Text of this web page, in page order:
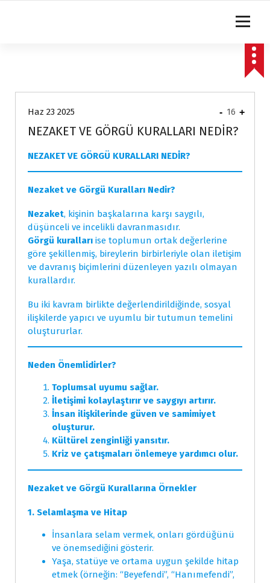
Haz 23 2025
NEZAKET VE GÖRGÜ KURALLARI NEDİR?
NEZAKET VE GÖRGÜ KURALLARI NEDİR?
Nezaket ve Görgü Kuralları Nedir?
Nezaket, kişinin başkalarına karşı saygılı,
düşünceli ve incelikli davranmasıdır.
Görgü kuralları ise toplumun ortak değerlerine
göre şekillenmiş, bireylerin birbirleriyle olan iletişim
ve davranış biçimlerini düzenleyen yazılı olmayan
kurallardır.
Bu iki kavram birlikte değerlendirildiğinde, sosyal
ilişkilerde yapıcı ve uyumlu bir tutumun temelini
oluştururlar.
Neden Önemlidirler?
Toplumsal uyumu sağlar.
İletişimi kolaylaştırır ve saygıyı artırır.
İnsan ilişkilerinde güven ve samimiyet
oluşturur.
Kültürel zenginliği yansıtır.
Kriz ve çatışmaları önlemeye yardımcı olur.
Nezaket ve Görgü Kurallarına Örnekler
1. Selamlaşma ve Hitap
İnsanlara selam vermek, onları gördüğünü
ve önemsediğini gösterir.
Yaşa, statüye ve ortama uygun şekilde hitap
etmek (örneğin: “Beyefendi”, “Hanımefendi”,
- 16 +